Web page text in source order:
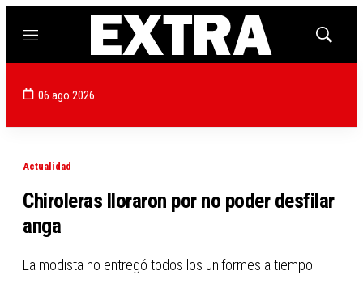
Menú
Mostrar
06 ago 2026
Actualidad
Chiroleras lloraron por no poder desfilar
anga
La modista no entregó todos los uniformes a tiempo.